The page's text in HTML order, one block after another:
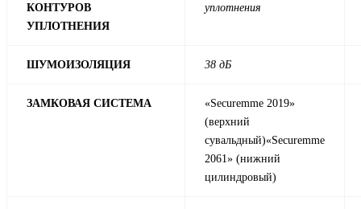
КОНТУРОВ
УПЛОТНЕНИЯ
уплотнения
ШУМОИЗОЛЯЦИЯ 38 дБ
ЗАМКОВАЯ СИСТЕМА
«Securemme 2019»
(верхний
сувальдный)«Securemme
2061» (нижний
цилиндровый)